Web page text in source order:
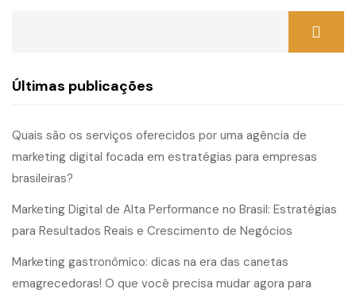
Últimas publicações
Quais são os serviços oferecidos por uma agência de
marketing digital focada em estratégias para empresas
brasileiras?
Marketing Digital de Alta Performance no Brasil: Estratégias
para Resultados Reais e Crescimento de Negócios
Marketing gastronômico: dicas na era das canetas
emagrecedoras! O que você precisa mudar agora para